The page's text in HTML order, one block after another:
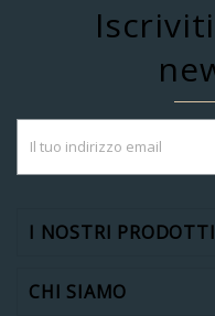
I NOSTRI PRODOTTI
CHI SIAMO